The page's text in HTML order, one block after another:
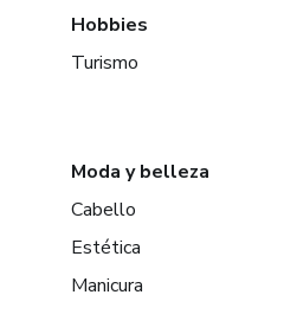
Hobbies
Turismo
Moda y belleza
Cabello
Estética
Manicura